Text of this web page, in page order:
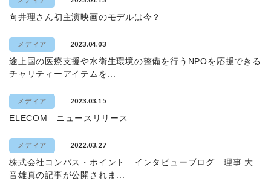
向井理さん初主演映画のモデルは今？
メディア 2023.04.03
途上国の医療支援や水衛生環境の整備を行うNPOを応援できる
チャリティーアイテムを...
メディア 2023.03.15
ELECOM ニュースリリース
メディア 2022.03.27
株式会社コンパス・ポイント インタビューブログ 理事 大
音雄真の記事が公開されま...